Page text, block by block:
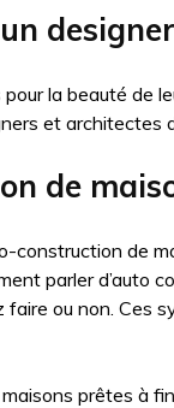
la beauté de
et architectes
de
construction de
parler d’auto
ou non. Ces
prêtes à